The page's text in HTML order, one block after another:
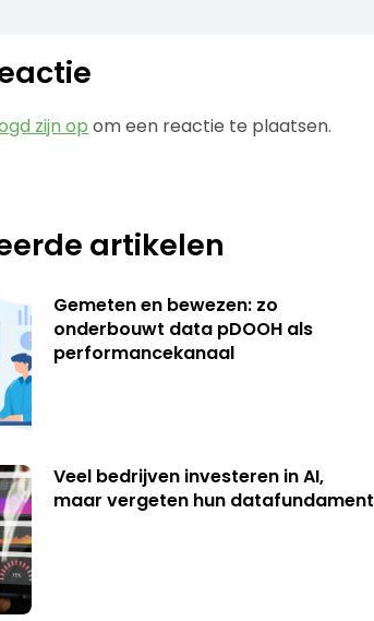
zijn op om een reactie te plaatsen.
artikelen
Gemeten en bewezen: zo
onderbouwt data pDOOH als
performancekanaal
Veel bedrijven investeren in AI,
maar vergeten hun datafundament